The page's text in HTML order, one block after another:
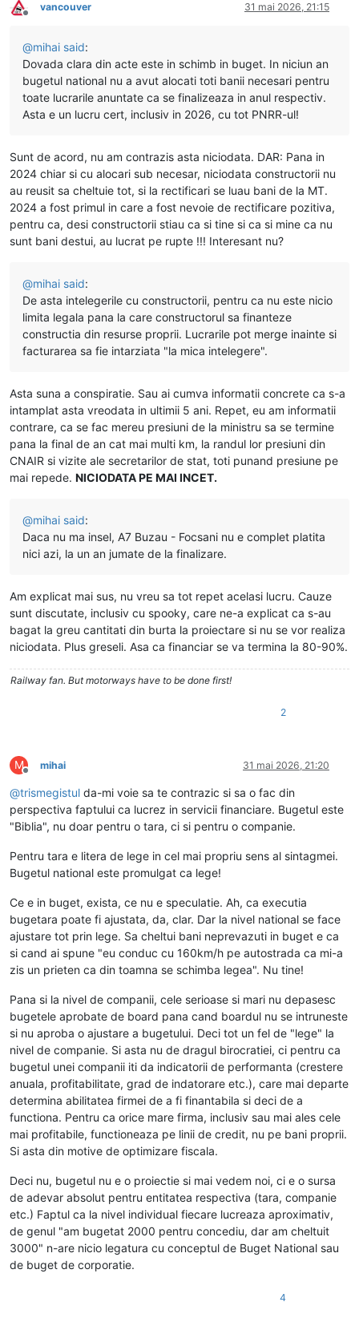
Deconectat
vancouver 31 mai 2026, 21:15
@mihai said:
Dovada clara din acte este in schimb in buget. In niciun an
bugetul national nu a avut alocati toti banii necesari pentru
toate lucrarile anuntate ca se finalizeaza in anul respectiv.
Asta e un lucru cert, inclusiv in 2026, cu tot PNRR-ul!
Sunt de acord, nu am contrazis asta niciodata. DAR: Pana in
2024 chiar si cu alocari sub necesar, niciodata constructorii nu
au reusit sa cheltuie tot, si la rectificari se luau bani de la MT.
2024 a fost primul in care a fost nevoie de rectificare pozitiva,
pentru ca, desi constructorii stiau ca si tine si ca si mine ca nu
sunt bani destui, au lucrat pe rupte !!! Interesant nu?
@mihai said:
De asta intelegerile cu constructorii, pentru ca nu este nicio
limita legala pana la care constructorul sa finanteze
constructia din resurse proprii. Lucrarile pot merge inainte si
facturarea sa fie intarziata "la mica intelegere".
Asta suna a conspiratie. Sau ai cumva informatii concrete ca s-a
intamplat asta vreodata in ultimii 5 ani. Repet, eu am informatii
contrare, ca se fac mereu presiuni de la ministru sa se termine
pana la final de an cat mai multi km, la randul lor presiuni din
CNAIR si vizite ale secretarilor de stat, toti punand presiune pe
mai repede. NICIODATA PE MAI INCET.
@mihai said:
Daca nu ma insel, A7 Buzau - Focsani nu e complet platita
nici azi, la un an jumate de la finalizare.
Am explicat mai sus, nu vreu sa tot repet acelasi lucru. Cauze
sunt discutate, inclusiv cu spooky, care ne-a explicat ca s-au
bagat la greu cantitati din burta la proiectare si nu se vor realiza
niciodata. Plus greseli. Asa ca financiar se va termina la 80-90%.
Railway fan. But motorways have to be done first!
2
M
Deconectat
mihai 31 mai 2026, 21:20
@trismegistul da-mi voie sa te contrazic si sa o fac din
perspectiva faptului ca lucrez in servicii financiare. Bugetul este
"Biblia", nu doar pentru o tara, ci si pentru o companie.
Pentru tara e litera de lege in cel mai propriu sens al sintagmei.
Bugetul national este promulgat ca lege!
Ce e in buget, exista, ce nu e speculatie. Ah, ca executia
bugetara poate fi ajustata, da, clar. Dar la nivel national se face
ajustare tot prin lege. Sa cheltui bani neprevazuti in buget e ca
si cand ai spune "eu conduc cu 160km/h pe autostrada ca mi-a
zis un prieten ca din toamna se schimba legea". Nu tine!
Pana si la nivel de companii, cele serioase si mari nu depasesc
bugetele aprobate de board pana cand boardul nu se intruneste
si nu aproba o ajustare a bugetului. Deci tot un fel de "lege" la
nivel de companie. Si asta nu de dragul birocratiei, ci pentru ca
bugetul unei companii iti da indicatorii de performanta (crestere
anuala, profitabilitate, grad de indatorare etc.), care mai departe
determina abilitatea firmei de a fi finantabila si deci de a
functiona. Pentru ca orice mare firma, inclusiv sau mai ales cele
mai profitabile, functioneaza pe linii de credit, nu pe bani proprii.
Si asta din motive de optimizare fiscala.
Deci nu, bugetul nu e o proiectie si mai vedem noi, ci e o sursa
de adevar absolut pentru entitatea respectiva (tara, companie
etc.) Faptul ca la nivel individual fiecare lucreaza aproximativ,
de genul "am bugetat 2000 pentru concediu, dar am cheltuit
3000" n-are nicio legatura cu conceptul de Buget National sau
de buget de corporatie.
4